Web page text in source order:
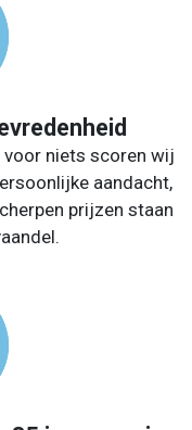
niets scoren wij
aandacht,
prijzen staan